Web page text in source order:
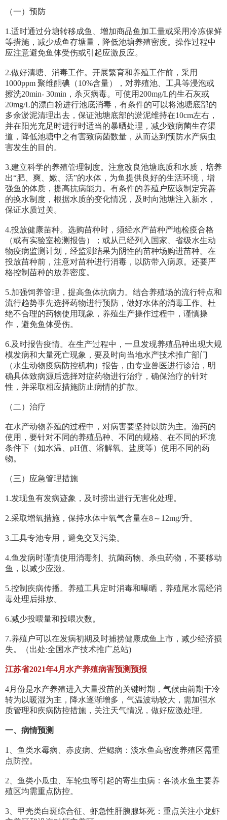
（一）预防
1.适时通过分塘转移成鱼、增加商品鱼加工量或采用冷冻保鲜
等措施，减少成鱼存塘量，降低池塘养殖密度。操作过程中
应注意避免鱼体受伤或引起应激反应。
2.做好清塘、消毒工作。开展繁育和养殖工作前，采用
1000ppm 聚维酮碘（10%含量），对养殖池、工具等浸泡或
擦洗20min- 30min，杀灭病毒。可使用200mg/L的生石灰或
20mg/L的漂白粉进行池底消毒，有条件的可以将池塘底部的
多余淤泥清理出去，保证池塘底部的淤泥维持在10cm左右，
并在阳光充足时进行时适当的暴晒处理，减少致病菌生存渠
道，降低池塘中之有害致病菌数量，从而达到预防水产病虫
害发生的目的。
3.建立科学的养殖管理制度。注意改良池塘底质和水质，培养
出“肥、爽、嫩、活”的水体，为鱼提供良好的生活环境，增
强鱼的体质，提高抗病能力。有条件的养殖户应该制定完善
的换水制度，根据水质的变化情况，及时向池塘注入新水，
保证水质过关。
4.投放健康苗种。选购苗种时，须经水产苗种产地检疫合格
（或有实验室检测报告）；或从已经列入国家、省级水生动
物疫病监测计划，经监测结果为阴性的苗种场购进苗种。在
投放苗种前，注意对苗种进行消毒，以防带入病原。还要严
格控制苗种的放养密度。
5.加强饲养管理，提高鱼体抗病力。结合养殖场的流行特点和
流行趋势事先选择药物进行预防，做好水体的消毒工作。杜
绝不合理的药物使用现象，养殖生产操作过程中，谨慎操
作，避免鱼体受伤。
6.及时报告疫情。在生产过程中，一旦发现养殖品种出现大规
模发病和大量死亡现象，要及时向当地水产技术推广部门
（水生动物疫病防控机构）报告，由专业兽医进行诊治，明
确具体致病源后选择对症药物进行治疗，确保治疗的针对
性，并采取相应措施防止病情的扩散。
（二）治疗
在水产动物养殖的过程中，对病害要坚持以防为主。渔药的
使用，要针对不同的养殖品种、不同的规格、在不同的环境
条件下（如水温、pH值、溶解氧、盐度等）使用不同的药
物。
（三）应急管理措施
1.发现鱼有发病迹象，及时捞出进行无害化处理。
2.采取增氧措施，保持水体中氧气含量在8～12mg/升。
3.工具专池专用，避免交叉污染。
4.鱼发病时谨慎使用消毒剂、抗菌药物、杀虫药物，不要移动
鱼，以减少应激。
5.控制疾病传播。养殖工具定时消毒和曝晒，养殖尾水需经消
毒处理后排放。
6.减少投喂量和投喂次数。
7.养殖户可以在发病初期及时捕捞健康成鱼上市，减少经济损
失。（出处:全国水产技术推广总站)
江苏省2021年4月水产养殖病害预测预报
4月份是水产养殖进入大量投苗的关键时期，气候由前期干冷
转为以暖湿为主，降水逐渐增多，气温波动较大，需加强水
质管理和疾病防控措施，关注天气情况，做好应激处理。
一、病情预测
1、鱼类水霉病、赤皮病、烂鳃病：淡水鱼高密度养殖区需重
点防控。
2、鱼类小瓜虫、车轮虫等引起的寄生虫病：各淡水鱼主要养
殖区均需重点防控。
3、甲壳类白斑综合征、虾急性肝胰腺坏死：重点关注小龙虾